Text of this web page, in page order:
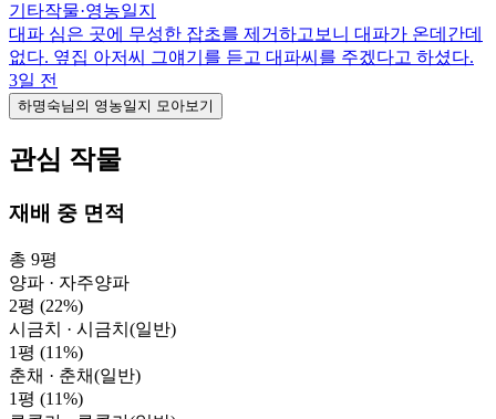
기타작물·영농일지
대파 심은 곳에 무성한 잡초를 제거하고보니 대파가 온데간데
없다. 옆집 아저씨 그얘기를 듣고 대파씨를 주겠다고 하셨다.
3일 전
하명숙님의 영농일지 모아보기
관심 작물
재배 중 면적
총 9평
양파 · 자주양파
2평 (22%)
시금치 · 시금치(일반)
1평 (11%)
춘채 · 춘채(일반)
1평 (11%)